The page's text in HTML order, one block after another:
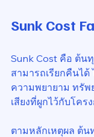
Sunk Cost
Sunk Cost คือ ต้น
สามารถเรียกคืนได้
ความพยายาม ทรั
เสียงที่ผูกไว้กับโคร
ตามหลักเหตุผล ต้น